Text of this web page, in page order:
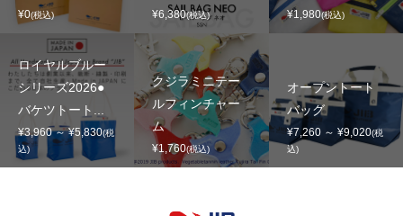
¥0(税込) ¥6,380(税込) ¥1,980(税込)
ロイヤルブルー
シリーズ2026●
バケツトート...
¥3,960 ～ ¥5,830(税
込)
クジラミニテー
ルフィンチャー
ム
¥1,760(税込)
オープントート
バッグ
¥7,260 ～ ¥9,020(税
込)